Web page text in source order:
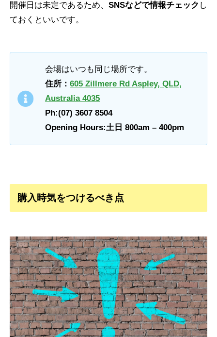
開催日は未定であるため、 SNSなどで情報チェック し
ておくといいです。
会場はいつも同じ場所です。
住所： 605 Zillmere Rd Aspley, QLD,
Australia 4035
Ph:(07) 3607 8504
Opening Hours:土日 800am – 400pm
購入時気をつけるべき点